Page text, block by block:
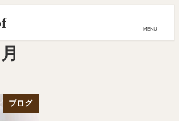
MENU
ブログ